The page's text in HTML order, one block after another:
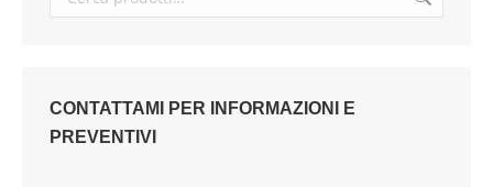
CONTATTAMI PER INFORMAZIONI E
PREVENTIVI